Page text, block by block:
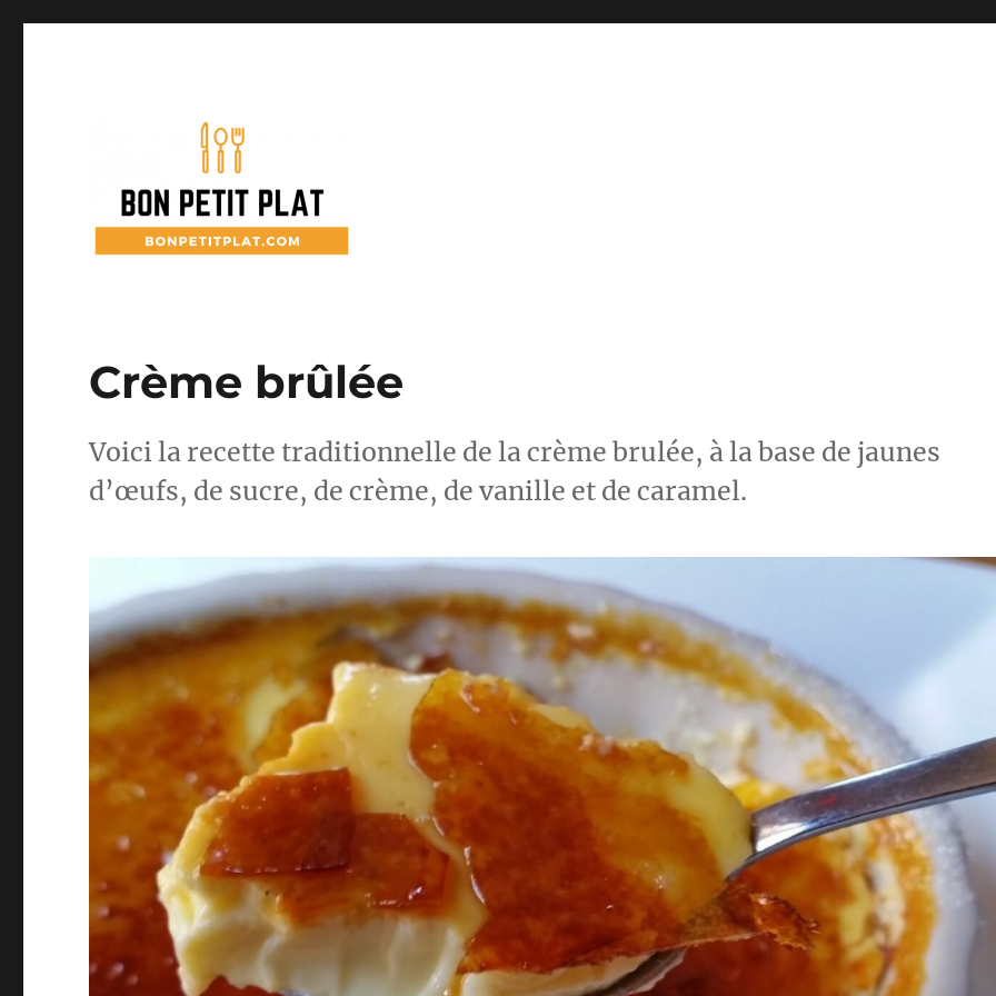
Crème brûlée
Voici la recette traditionnelle de la crème brulée, à la base de jaunes
d’œufs, de sucre, de crème, de vanille et de caramel.